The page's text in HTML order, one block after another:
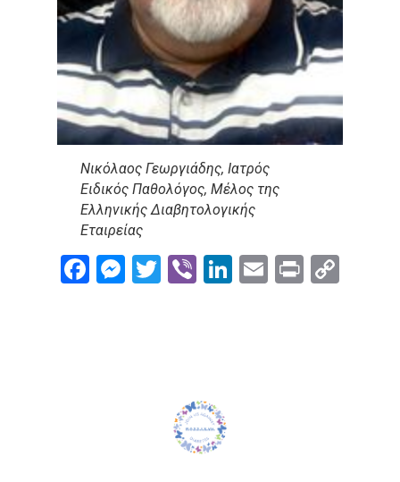
Νικόλαος Γεωργιάδης, Ιατρός
Ειδικός Παθολόγος, Μέλος της
Ελληνικής Διαβητολογικής
Εταιρείας
Facebook
Messenger
Twitter
ViberLinkedIn
Email
Print